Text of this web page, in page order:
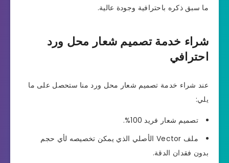
ما سبق ذكره باحترافية وجودة عالية.
شراء خدمة تصميم شعار محل ورد
احترافي
عند شراء خدمة تصميم شعار محل ورد منا ستحصل على ما
يلي:
تصميم شعار فريد 100%.
ملف Vector الأصلي الذي يمكن تخصيصه لأي حجم
بدون فقدان الدقة.